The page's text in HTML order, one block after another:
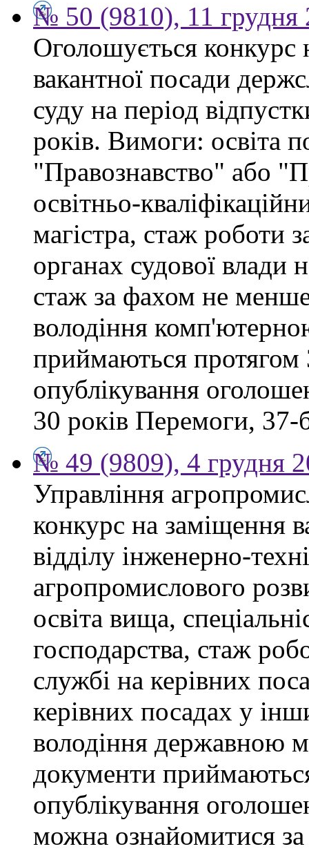
№ 50 (9810), 11 грудня
Оголошується конкурс
вакантної посади
суду на період
років. Вимоги: освіта
"Правознавство" або
освітньо-
магістра, стаж роботи
органах судової влади
стаж за фахом не
володіння
приймаються протягом
опублікування
30 років Перемоги,
№ 49 (9809), 4 грудня
Управління
конкурс на заміщення
відділу інженерно-
агропромислового
освіта вища,
господарства, стаж
службі на керівних
керівних посадах у
володіння державною
документи
опублікування
можна ознайомитися